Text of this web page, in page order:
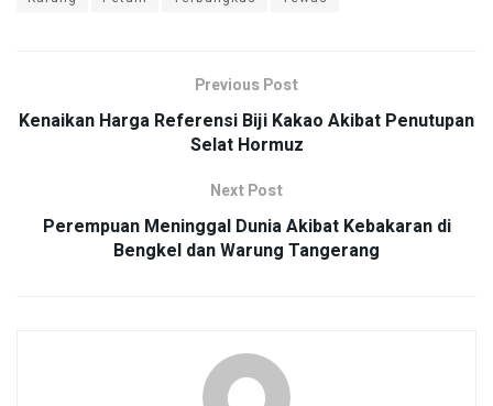
Previous Post
Kenaikan Harga Referensi Biji Kakao Akibat Penutupan
Selat Hormuz
Next Post
Perempuan Meninggal Dunia Akibat Kebakaran di
Bengkel dan Warung Tangerang